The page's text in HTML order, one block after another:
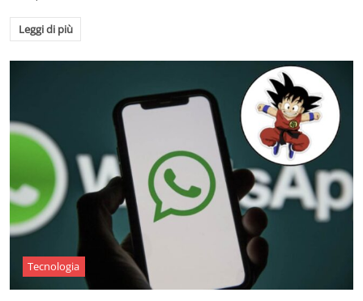
Leggi di più
Tecnologia